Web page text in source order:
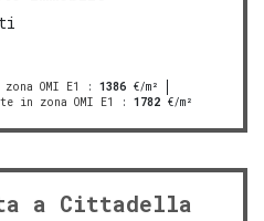
OMI E1 : 1386 €/m²
in zona OMI E1
: 1782 €/m²
a Cittadella